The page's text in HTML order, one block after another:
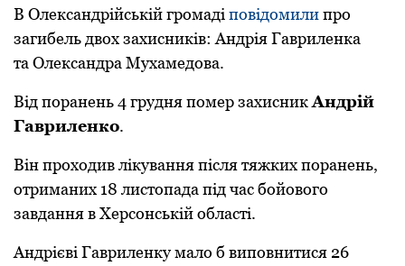
В Олександрійській громадіповідомилипро
загибель двох захисників: Андрія Гавриленка
та Олександра Мухамедова.
Від поранень 4 грудня помер захисникАндрій
Гавриленко.
Він проходив лікування після тяжких поранень,
отриманих 18 листопада під час бойового
завдання в Херсонській області.
Андрієві Гавриленку мало б виповнитися 26